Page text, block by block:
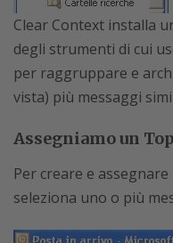
Clear Context installa
degli strumenti di cui
per raggruppare e
vista) più messaggi
Assegniamo un
Per creare e
seleziona uno o più